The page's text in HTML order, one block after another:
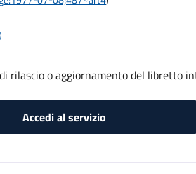
rilascio o aggiornamento del libretto
Accedi al servizio